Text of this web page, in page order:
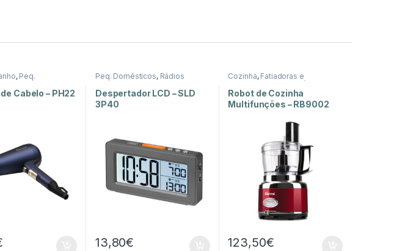
, Peq.
Cabelo – PH22
Peq. Domésticos, Rádios
Despertador LCD – SLD
3P40
13,80€
Cozinha, Fatiadoras e
Peq. Domésticos
Robot de Cozinha
Multifunções – RB9002
123,50€